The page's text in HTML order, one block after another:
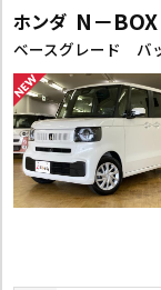
ホンダ N－BOX